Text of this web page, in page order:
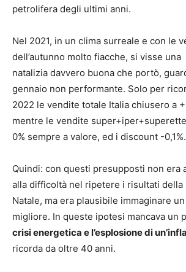
petrolifera degli ultimi anni.
Nel 2021, in un clima surreale e con le
dell’autunno molto fiacche, si visse una
natalizia davvero buona che portò,
gennaio non performante. Solo per
2022 le vendite totale Italia chiusero a
mentre le vendite
0% sempre a valore, ed i discount -0,1%.
Quindi: con questi presupposti non era
alla difficoltà nel ripetere i risultati della
Natale, ma era plausibile immaginare
migliore. In queste ipotesi mancava un
crisi energetica e l’esplosione di
ricorda da oltre 40 anni.